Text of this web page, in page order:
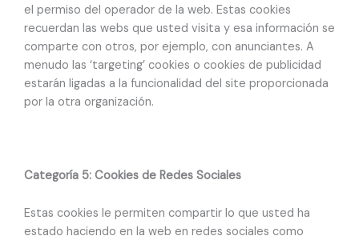
el permiso del operador de la web. Estas cookies
recuerdan las webs que usted visita y esa información se
comparte con otros, por ejemplo, con anunciantes. A
menudo las ‘targeting’ cookies o cookies de publicidad
estarán ligadas a la funcionalidad del site proporcionada
por la otra organización.
Categoría 5: Cookies de Redes Sociales
Estas cookies le permiten compartir lo que usted ha
estado haciendo en la web en redes sociales como